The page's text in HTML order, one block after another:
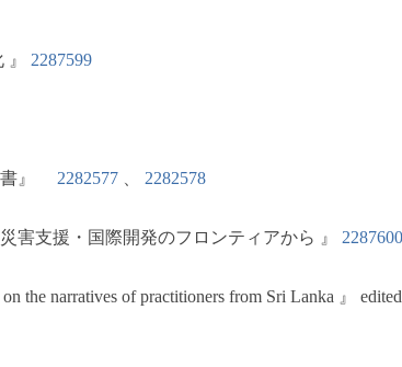
2287599
書』 2282577
2282578
支援・国際開発のフロンティアから 』 2287600
narratives of practitioners from Sri Lanka 』 edited